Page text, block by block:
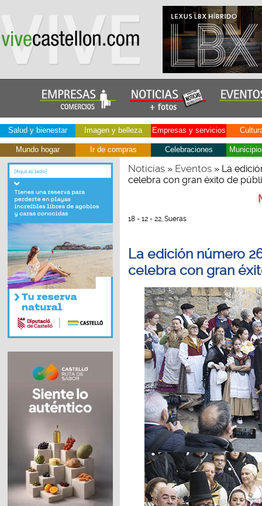
Salud y bienestar Imagen y belleza Empresas y servicios
Mundo hogar Ir de compras Celebraciones
Noticias» Eventos» La
celebra con gran éxito de
18 - 12 - 22, Sueras
La edición número
celebra con gran